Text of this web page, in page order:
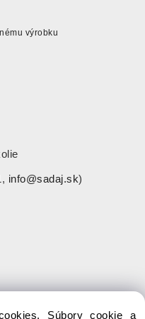
výrobku
info@sadaj.sk)
Súbory cookie a